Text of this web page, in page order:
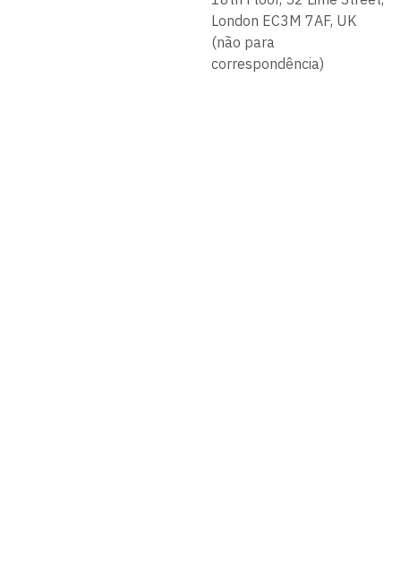
London EC3M 7AF, UK
(não para
correspondência)